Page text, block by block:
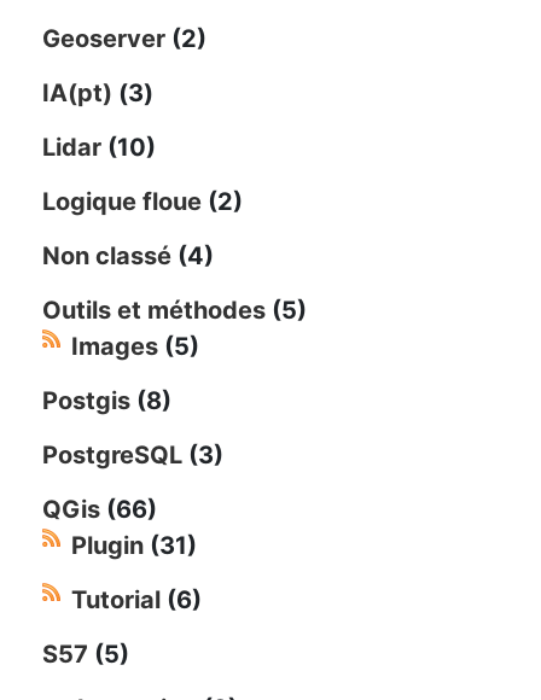
Geoserver (2)
IA(pt) (3)
Lidar (10)
Logique floue (2)
Non classé (4)
Outils et méthodes (5)
Images (5)
Postgis (8)
PostgreSQL (3)
QGis (66)
Plugin (31)
Tutorial (6)
S57 (5)